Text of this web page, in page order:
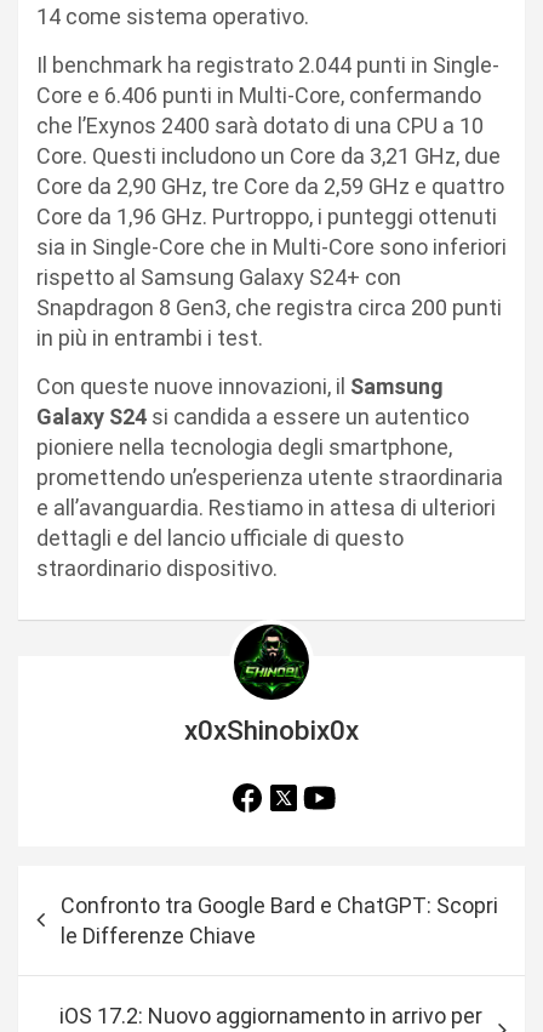
14 come sistema operativo.
Il benchmark ha registrato 2.044 punti in Single-
Core e 6.406 punti in Multi-Core, confermando
che l’Exynos 2400 sarà dotato di una CPU a 10
Core. Questi includono un Core da 3,21 GHz, due
Core da 2,90 GHz, tre Core da 2,59 GHz e quattro
Core da 1,96 GHz. Purtroppo, i punteggi ottenuti
sia in Single-Core che in Multi-Core sono inferiori
rispetto al Samsung Galaxy S24+ con
Snapdragon 8 Gen3, che registra circa 200 punti
in più in entrambi i test.
Con queste nuove innovazioni, il Samsung
Galaxy S24 si candida a essere un autentico
pioniere nella tecnologia degli smartphone,
promettendo un’esperienza utente straordinaria
e all’avanguardia. Restiamo in attesa di ulteriori
dettagli e del lancio ufficiale di questo
straordinario dispositivo.
x0xShinobix0x
Confronto tra Google Bard e ChatGPT: Scopri
le Differenze Chiave
iOS 17.2: Nuovo aggiornamento in arrivo per